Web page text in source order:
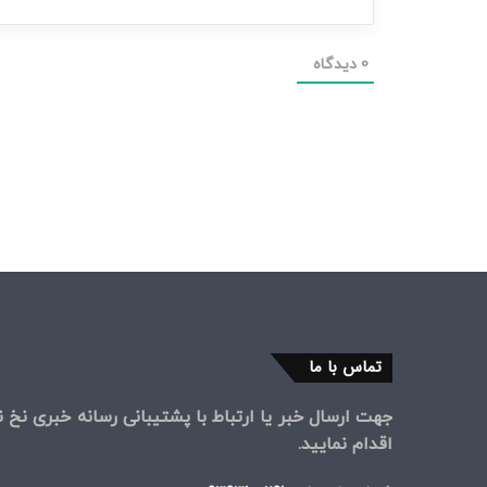
0 دیدگاه
تماس با ما
جهت ارسال خبر یا ارتباط با پشتیبانی رسانه خبری نخ
اقدام نمایید.